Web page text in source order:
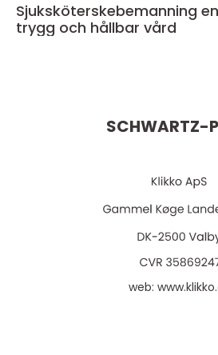
Sjuksköterskebemanning en nyckelfråga för
trygg och hållbar vård
SCHWARTZ-
web: